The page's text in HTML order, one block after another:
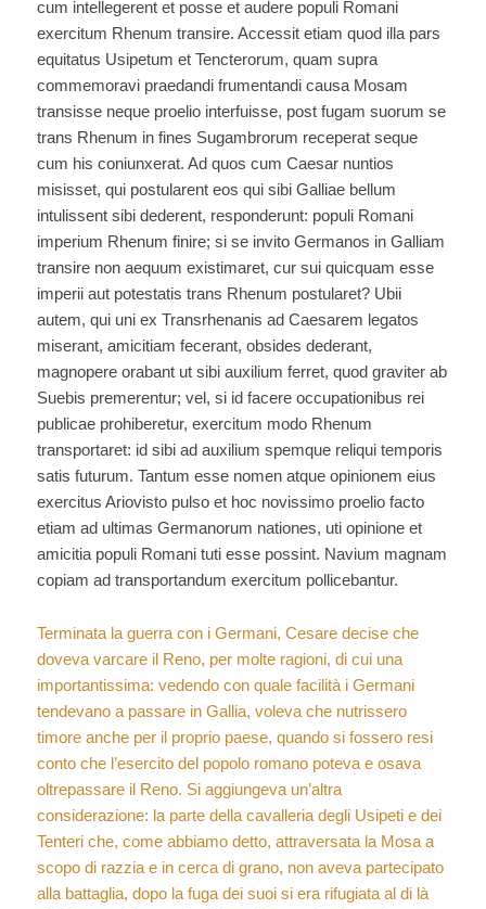
cum intellegerent et posse et audere populi Romani
exercitum Rhenum transire. Accessit etiam quod illa pars
equitatus Usipetum et Tencterorum, quam supra
commemoravi praedandi frumentandi causa Mosam
transisse neque proelio interfuisse, post fugam suorum se
trans Rhenum in fines Sugambrorum receperat seque
cum his coniunxerat. Ad quos cum Caesar nuntios
misisset, qui postularent eos qui sibi Galliae bellum
intulissent sibi dederent, responderunt: populi Romani
imperium Rhenum finire; si se invito Germanos in Galliam
transire non aequum existimaret, cur sui quicquam esse
imperii aut potestatis trans Rhenum postularet? Ubii
autem, qui uni ex Transrhenanis ad Caesarem legatos
miserant, amicitiam fecerant, obsides dederant,
magnopere orabant ut sibi auxilium ferret, quod graviter ab
Suebis premerentur; vel, si id facere occupationibus rei
publicae prohiberetur, exercitum modo Rhenum
transportaret: id sibi ad auxilium spemque reliqui temporis
satis futurum. Tantum esse nomen atque opinionem eius
exercitus Ariovisto pulso et hoc novissimo proelio facto
etiam ad ultimas Germanorum nationes, uti opinione et
amicitia populi Romani tuti esse possint. Navium magnam
copiam ad transportandum exercitum pollicebantur.
Terminata la guerra con i Germani, Cesare decise che
doveva varcare il Reno, per molte ragioni, di cui una
importantissima: vedendo con quale facilità i Germani
tendevano a passare in Gallia, voleva che nutrissero
timore anche per il proprio paese, quando si fossero resi
conto che l’esercito del popolo romano poteva e osava
oltrepassare il Reno. Si aggiungeva un’altra
considerazione: la parte della cavalleria degli Usipeti e dei
Tenteri che, come abbiamo detto, attraversata la Mosa a
scopo di razzia e in cerca di grano, non aveva partecipato
alla battaglia, dopo la fuga dei suoi si era rifugiata al di là